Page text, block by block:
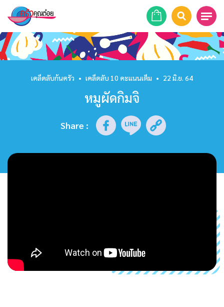
หน้าแรก
สูตรอาหาร
รายการย้อนหลัง
เคล็ดลับก้นครัว • เคล็ดลับ 10 คะแนนเต็ม • 22 มิ.ย. 64
หมูผัดกิมจิ
Share :